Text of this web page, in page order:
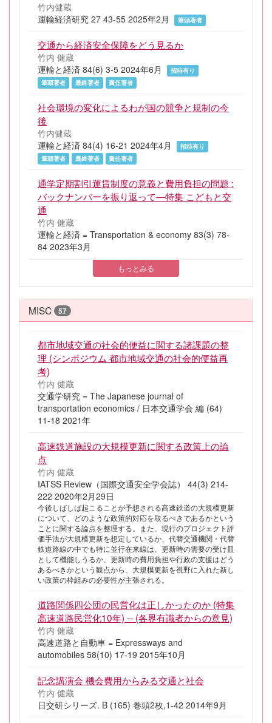
竹内健蔵
運輸経済研究 27 43-55 2025年2月
筆頭著者
交通から経済安全保障をどう見るか
竹内 健蔵
運輸と経済 84(6) 3-5 2024年6月
招待有り
筆頭著者
最終著者 責任著者
社会環境の変化によるわが国の競争と規制の今
後
竹内健蔵
運輸と経済 84(4) 16-21 2024年4月
招待有り
筆頭著者
最終著者 責任著者
通学定期割引運賃制度の意義と費用負担の問題 :
バックナンバーを振り返って—特集 こどもと交
通
竹内 健蔵
運輸と経済 = Transportation & economy 83(3) 78-
84 2023年3月
もっとみる
MISC 57
都市地域交通の社会的便益に関する諸課題の整
理 (シンポジウム 都市地域交通の社会的便益再
考)
竹内 健蔵
交通学研究 = The Japanese journal of
transportation economics / 日本交通学会 編 (64)
11-18 2021年
高速鉄道施設の大規模更新に関する政策上の論
点
竹内 健蔵
IATSS Review（国際交通安全学会誌） 44(3) 214-
222 2020年2月29日
今後しばしば起こることが予想される高速鉄道の大規模更新
について、どのような政策的対応を取るべきであるかという
ことに関する論点を整理する。また、現行のプロジェクト評
価手法が大規模更新を想定しているか、代替交通機関・代替
鉄道路線の中でも特に並行在来線は、更新時の需要の受け皿
として機能しうるか、更新時の費用負担や行政の支援はどう
あるべきかという観点から、大規模更新を視野に入れた新し
い政策の枠組みの必要性が主張される。
道路関係四公団の民営化は正しかったのか (特集
高速道路民営化10年) -- (各界有識者からの意見)
竹内 健蔵
高速道路と自動車 = Expressways and
automobiles 58(10) 17-19 2015年10月
記念講演会 機会費用からみる交通と社会
竹内 健蔵
日交研シリーズ. B (165) 巻頭2枚,1-42 2014年9月